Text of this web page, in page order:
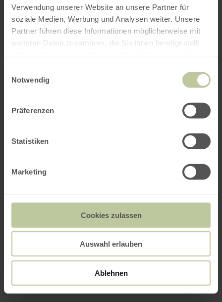
Verwendung unserer Website an unsere Partner für
soziale Medien, Werbung und Analysen weiter. Unsere
Partner führen diese Informationen möglicherweise mit
weiteren Daten zusammen, die Sie ihnen bereitgestellt
Notwendig
Präferenzen
Statistiken
Marketing
Cookies zulassen
Auswahl erlauben
Ablehnen